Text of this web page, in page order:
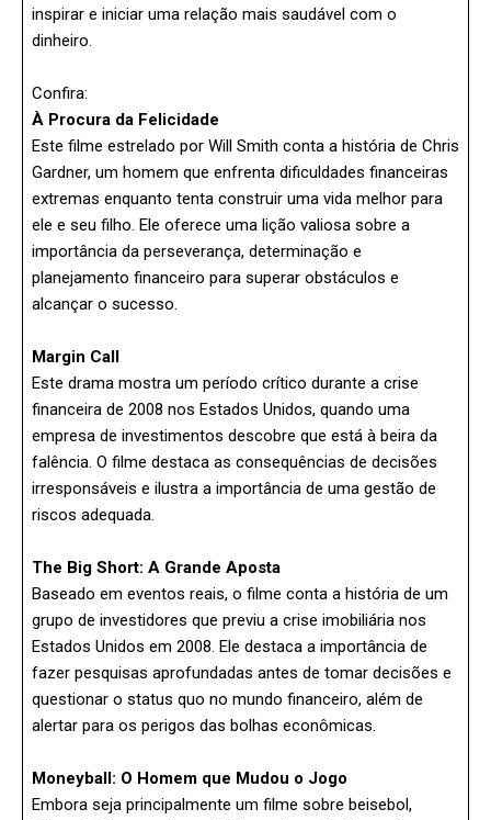
inspirar e iniciar uma relação mais saudável com o
dinheiro.
Confira:
À Procura da Felicidade
Este filme estrelado por Will Smith conta a história de Chris
Gardner, um homem que enfrenta dificuldades financeiras
extremas enquanto tenta construir uma vida melhor para
ele e seu filho. Ele oferece uma lição valiosa sobre a
importância da perseverança, determinação e
planejamento financeiro para superar obstáculos e
alcançar o sucesso.
Margin Call
Este drama mostra um período crítico durante a crise
financeira de 2008 nos Estados Unidos, quando uma
empresa de investimentos descobre que está à beira da
falência. O filme destaca as consequências de decisões
irresponsáveis e ilustra a importância de uma gestão de
riscos adequada.
The Big Short: A Grande Aposta
Baseado em eventos reais, o filme conta a história de um
grupo de investidores que previu a crise imobiliária nos
Estados Unidos em 2008. Ele destaca a importância de
fazer pesquisas aprofundadas antes de tomar decisões e
questionar o status quo no mundo financeiro, além de
alertar para os perigos das bolhas econômicas.
Moneyball: O Homem que Mudou o Jogo
Embora seja principalmente um filme sobre beisebol,